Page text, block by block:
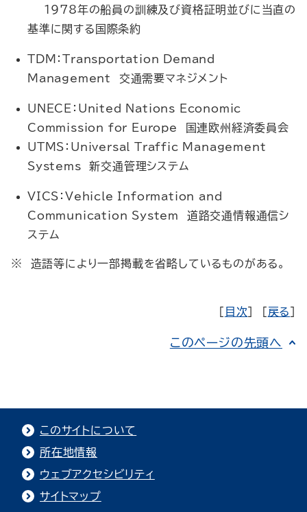
1978年の船員の訓練及び資格証明並びに当直の
基準に関する国際条約
TDM：Transportation Demand
Management 交通需要マネジメント
UNECE：United Nations Economic
Commission for Europe 国連欧州経済委員会
UTMS：Universal Traffic Management
Systems 新交通管理システム
VICS：Vehicle Information and
Communication System 道路交通情報通信シ
ステム
※ 造語等により一部掲載を省略しているものがある。
目次 戻る
このページの先頭へ
このサイトについて
所在地情報
ウェブアクセシビリティ
サイトマップ